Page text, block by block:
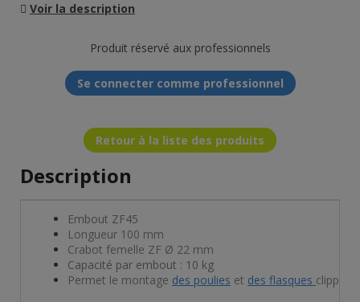
Voir la description
Produit réservé aux professionnels
Se connecter comme professionnel
Retour à la liste des produits
Description
Embout ZF45
Longueur 100 mm
Crabot femelle ZF Ø 22 mm
Capacité par embout : 10 kg
Permet le montage des poulies et des flasques